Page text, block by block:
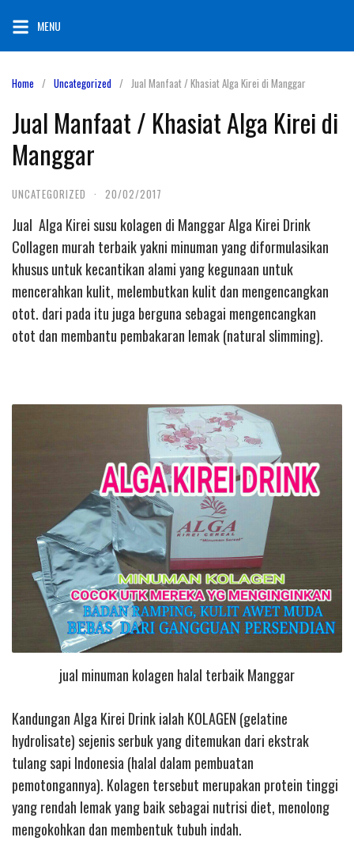
content
MENU
Home Uncategorized Jual Manfaat / Khasiat Alga Kirei di Manggar
Jual Manfaat / Khasiat Alga Kirei di
Manggar
UNCATEGORIZED · 20/02/2017
Jual Alga Kirei susu kolagen di Manggar Alga Kirei Drink
Collagen murah terbaik yakni minuman yang diformulasikan
khusus untuk kecantikan alami yang kegunaan untuk
mencerahkan kulit, melembutkan kulit dan mengencangkan
otot. dari pada itu juga berguna sebagai mengencangkan
otot dan membantu pembakaran lemak (natural slimming).
jual minuman kolagen halal terbaik Manggar
Kandungan Alga Kirei Drink ialah KOLAGEN (gelatine
hydrolisate) sejenis serbuk yang ditemukan dari ekstrak
tulang sapi Indonesia (halal dalam pembuatan
pemotongannya). Kolagen tersebut merupakan protein tinggi
yang rendah lemak yang baik sebagai nutrisi diet, menolong
mengokohkan dan membentuk tubuh indah.